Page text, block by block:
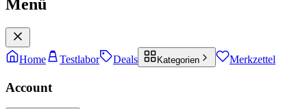
Menü
Home Testlabor Deals Kategorien Merkzettel
Account